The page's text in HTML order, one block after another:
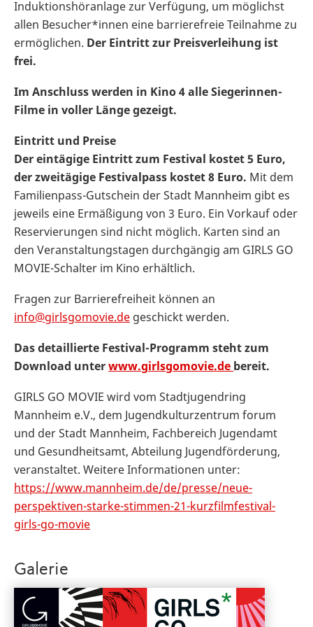
Induktionshöranlage zur Verfügung, um möglichst
allen Besucher*innen eine barrierefreie Teilnahme zu
ermöglichen. Der Eintritt zur Preisverleihung ist
frei.
Im Anschluss werden in Kino 4 alle Siegerinnen-
Filme in voller Länge gezeigt.
Eintritt und Preise
Der eintägige Eintritt zum Festival kostet 5 Euro,
der zweitägige Festivalpass kostet 8 Euro. Mit dem
Familienpass-Gutschein der Stadt Mannheim gibt es
jeweils eine Ermäßigung von 3 Euro. Ein Vorkauf oder
Reservierungen sind nicht möglich. Karten sind an
den Veranstaltungstagen durchgängig am GIRLS GO
MOVIE-Schalter im Kino erhältlich.
Fragen zur Barrierefreiheit können an
info@girlsgomovie.de geschickt werden.
Das detaillierte Festival-Programm steht zum
Download unterwww.girlsgomovie.de bereit.
GIRLS GO MOVIE wird vom Stadtjugendring
Mannheim e.V., dem Jugendkulturzentrum forum
und der Stadt Mannheim, Fachbereich Jugendamt
und Gesundheitsamt, Abteilung Jugendförderung,
veranstaltet. Weitere Informationen unter:
https://www.mannheim.de/de/presse/neue-
perspektiven-starke-stimmen-21-kurzfilmfestival-
girls-go-movie
Galerie